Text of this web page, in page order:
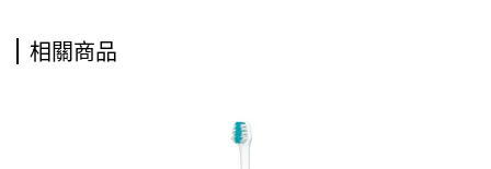
相關商品